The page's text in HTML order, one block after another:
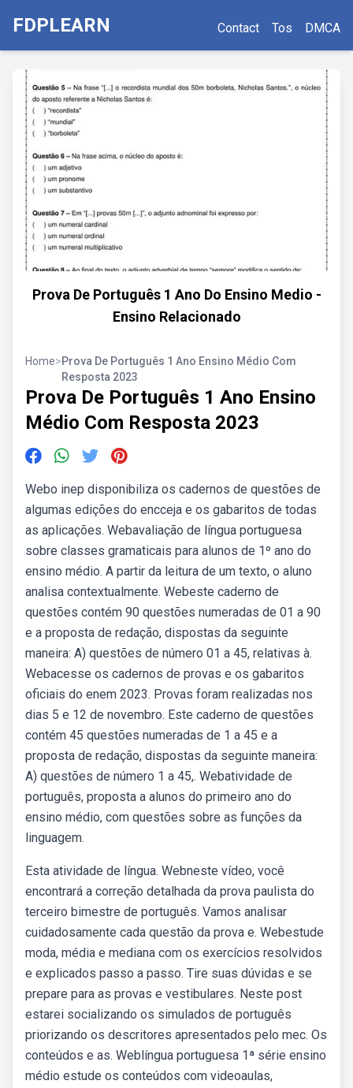
FDPLEARN Contact Tos DMCA
Prova De Português 1 Ano Do Ensino Medio -
Ensino Relacionado
Home>Prova De Português 1 Ano Ensino Médio Com
Resposta 2023
Prova De Português 1 Ano Ensino
Médio Com Resposta 2023
Webo inep disponibiliza os cadernos de questões de
algumas edições do encceja e os gabaritos de todas
as aplicações. Webavaliação de língua portuguesa
sobre classes gramaticais para alunos de 1º ano do
ensino médio. A partir da leitura de um texto, o aluno
analisa contextualmente. Webeste caderno de
questões contém 90 questões numeradas de 01 a 90
e a proposta de redação, dispostas da seguinte
maneira: A) questões de número 01 a 45, relativas à.
Webacesse os cadernos de provas e os gabaritos
oficiais do enem 2023. Provas foram realizadas nos
dias 5 e 12 de novembro. Este caderno de questões
contém 45 questões numeradas de 1 a 45 e a
proposta de redação, dispostas da seguinte maneira:
A) questões de número 1 a 45,. Webatividade de
português, proposta a alunos do primeiro ano do
ensino médio, com questões sobre as funções da
linguagem.
Esta atividade de língua. Webneste vídeo, você
encontrará a correção detalhada da prova paulista do
terceiro bimestre de português. Vamos analisar
cuidadosamente cada questão da prova e. Webestude
moda, média e mediana com os exercícios resolvidos
e explicados passo a passo. Tire suas dúvidas e se
prepare para as provas e vestibulares. Neste post
estarei socializando os simulados de português
priorizando os descritores apresentados pelo mec. Os
conteúdos e as. Weblíngua portuguesa 1ª série ensino
médio estude os conteúdos com videoaulas,